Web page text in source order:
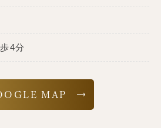
4分
MAP